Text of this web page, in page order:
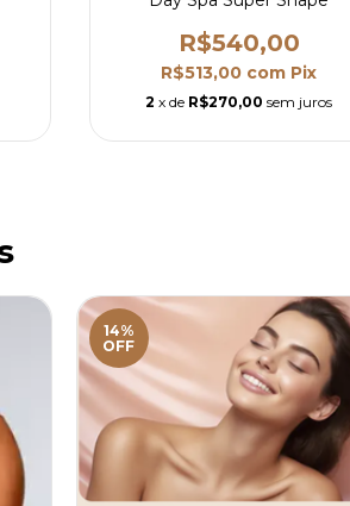
R$540,00
R$513,00 com Pix
2 x de R$270,00 sem juros
14%
OFF